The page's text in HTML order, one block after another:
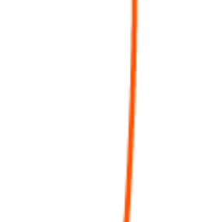
en règle, encore milles mercis pour
vraiment ravis de l'avoir comme
de confiance. Ses conseils
et son engagement envers la